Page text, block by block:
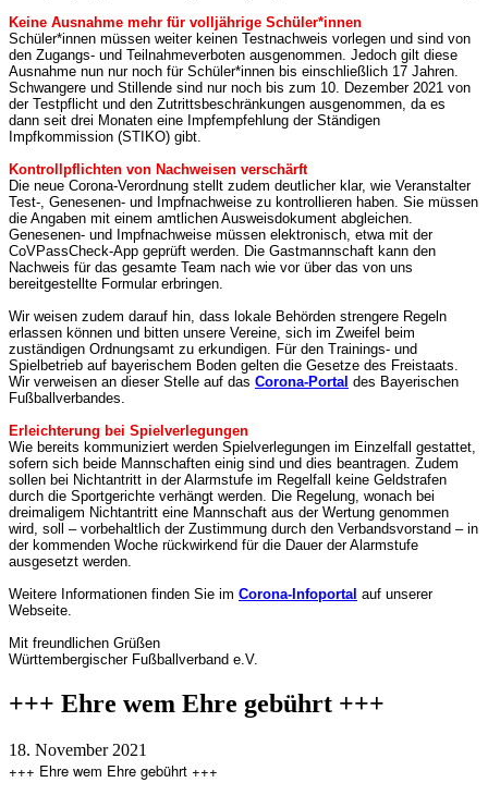
Keine Ausnahme mehr für volljährige Schüler*innen
Schüler*innen müssen weiter keinen Testnachweis vorlegen und sind von
den Zugangs- und Teilnahmeverboten ausgenommen. Jedoch gilt diese
Ausnahme nun nur noch für Schüler*innen bis einschließlich 17 Jahren.
Schwangere und Stillende sind nur noch bis zum 10. Dezember 2021 von
der Testpflicht und den Zutrittsbeschränkungen ausgenommen, da es
dann seit drei Monaten eine Impfempfehlung der Ständigen
Impfkommission (STIKO) gibt.
Kontrollpflichten von Nachweisen verschärft
Die neue Corona-Verordnung stellt zudem deutlicher klar, wie Veranstalter
Test-, Genesenen- und Impfnachweise zu kontrollieren haben. Sie müssen
die Angaben mit einem amtlichen Ausweisdokument abgleichen.
Genesenen- und Impfnachweise müssen elektronisch, etwa mit der
CoVPassCheck-App geprüft werden. Die Gastmannschaft kann den
Nachweis für das gesamte Team nach wie vor über das von uns
bereitgestellte Formular erbringen.
Wir weisen zudem darauf hin, dass lokale Behörden strengere Regeln
erlassen können und bitten unsere Vereine, sich im Zweifel beim
zuständigen Ordnungsamt zu erkundigen. Für den Trainings- und
Spielbetrieb auf bayerischem Boden gelten die Gesetze des Freistaats.
Wir verweisen an dieser Stelle auf das Corona-Portal des Bayerischen
Fußballverbandes.
Erleichterung bei Spielverlegungen
Wie bereits kommuniziert werden Spielverlegungen im Einzelfall gestattet,
sofern sich beide Mannschaften einig sind und dies beantragen. Zudem
sollen bei Nichtantritt in der Alarmstufe im Regelfall keine Geldstrafen
durch die Sportgerichte verhängt werden. Die Regelung, wonach bei
dreimaligem Nichtantritt eine Mannschaft aus der Wertung genommen
wird, soll – vorbehaltlich der Zustimmung durch den Verbandsvorstand – in
der kommenden Woche rückwirkend für die Dauer der Alarmstufe
ausgesetzt werden.
Weitere Informationen finden Sie im Corona-Infoportal auf unserer
Webseite.
Mit freundlichen Grüßen
Württembergischer Fußballverband e.V.
+++ Ehre wem Ehre gebührt +++
18. November 2021
+++ Ehre wem Ehre gebührt +++